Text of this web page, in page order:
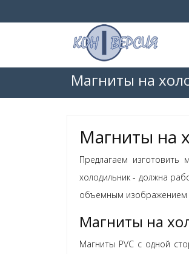
Магниты на
Магниты на
Предлагаем изготовить
холодильник - должна
объемным изображением
Магниты на
Магниты PVC с одной